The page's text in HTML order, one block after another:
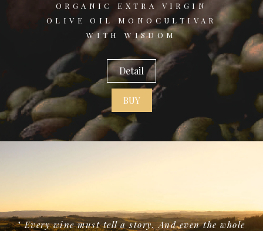
ORGANIC EXTRA VIRGIN
OLIVE OIL MONOCULTIVAR
WITH WISDOM
Detail
BUY
"Every wine must tell a story. And even the whole